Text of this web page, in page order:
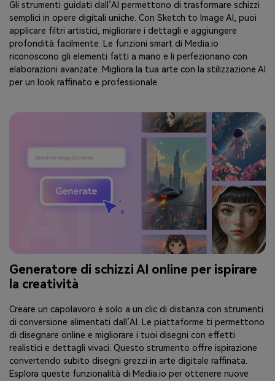
Gli strumenti guidati dall’AI permettono di trasformare schizzi
semplici in opere digitali uniche. Con Sketch to Image AI, puoi
applicare filtri artistici, migliorare i dettagli e aggiungere
profondità facilmente. Le funzioni smart di Media.io
riconoscono gli elementi fatti a mano e li perfezionano con
elaborazioni avanzate. Migliora la tua arte con la stilizzazione AI
per un look raffinato e professionale.
Generatore di schizzi AI online per ispirare
la creatività
Creare un capolavoro è solo a un clic di distanza con strumenti
di conversione alimentati dall’AI. Le piattaforme ti permettono
di disegnare online e migliorare i tuoi disegni con effetti
realistici e dettagli vivaci. Questo strumento offre ispirazione
convertendo subito disegni grezzi in arte digitale raffinata.
Esplora queste funzionalità di Media.io per ottenere nuove